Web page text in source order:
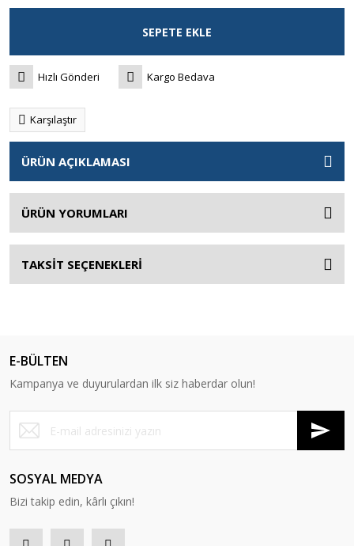
SEPETE EKLE
Hızlı Gönderi Kargo Bedava
Karşılaştır
ÜRÜN AÇIKLAMASI
ÜRÜN YORUMLARI
TAKSİT SEÇENEKLERİ
E-BÜLTEN
Kampanya ve duyurulardan ilk siz haberdar olun!
SOSYAL MEDYA
Bizi takip edin, kârlı çıkın!